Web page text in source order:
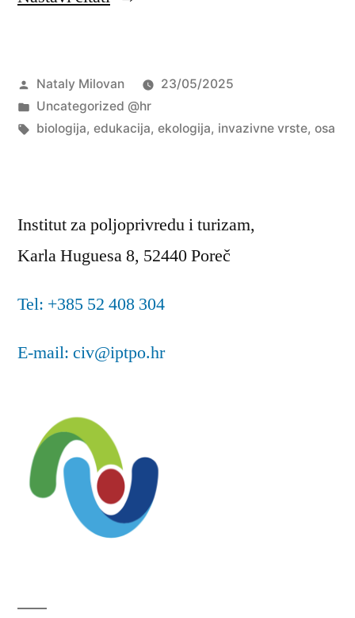
pitanje
je
Objavio
Nataly Milovan
23/05/2025
Objavljeno
u
Uncategorized @hr
Oznake:
biologija, edukacija, ekologija, invazivne vrste, osa
Institut za poljoprivredu i turizam,
Karla Huguesa 8, 52440 Poreč
Tel: +385 52 408 304
E-mail: civ@iptpo.hr